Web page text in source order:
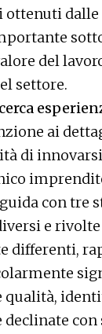
dalle
del
settore.
ai
di
con tre
e rivolte
differenti,
qualità,
declinate con